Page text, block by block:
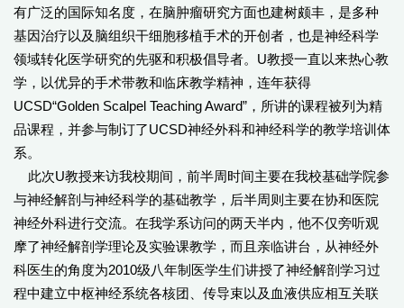
有广泛的国际知名度，在脑肿瘤研究方面也建树颇丰，是多种
基因治疗以及脑组织干细胞移植手术的开创者，也是神经科学
领域转化医学研究的先驱和积极倡导者。U教授一直以来热心教
学，以优异的手术带教和临床教学精神，连年获得
UCSD“Golden Scalpel Teaching Award”，所讲的课程被列为精
品课程，并参与制订了UCSD神经外科和神经科学的教学培训体
系。
此次U教授来访我校期间，前半周时间主要在我校基础学院参
与神经解剖与神经科学的基础教学，后半周则主要在协和医院
神经外科进行交流。在我学系访问的两天半内，他不仅旁听观
摩了神经解剖学理论及实验课教学，而且亲临讲台，从神经外
科医生的角度为2010级八年制医学生们讲授了神经解剖学习过
程中建立中枢神经系统各核团、传导束以及血液供应相互关联